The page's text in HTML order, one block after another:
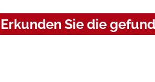
Erkunden Sie die